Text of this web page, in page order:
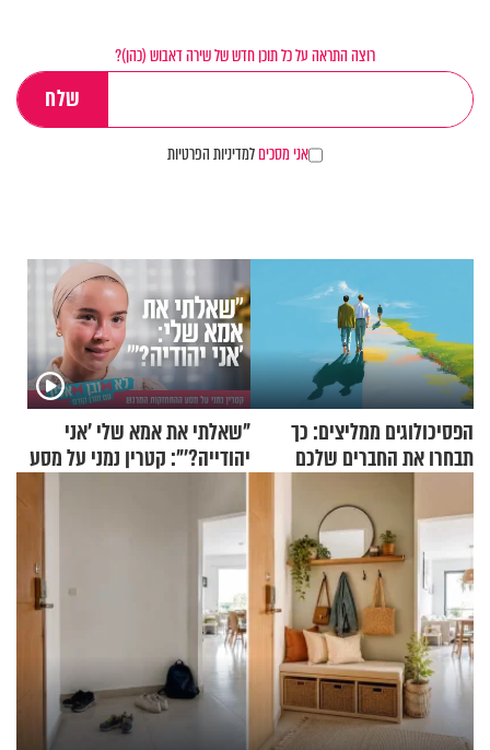
רוצה התראה על כל תוכן חדש של שירה דאבוש (כהן)?
אני מסכיםלמדיניות הפרטיות
הפסיכולוגים ממליצים: כך
תבחרו את החברים שלכם
"שאלתי את אמא שלי 'אני
יהודייה?'": קטרין נמני על מסע